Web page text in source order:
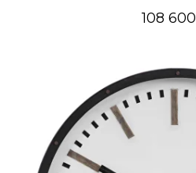
108 600